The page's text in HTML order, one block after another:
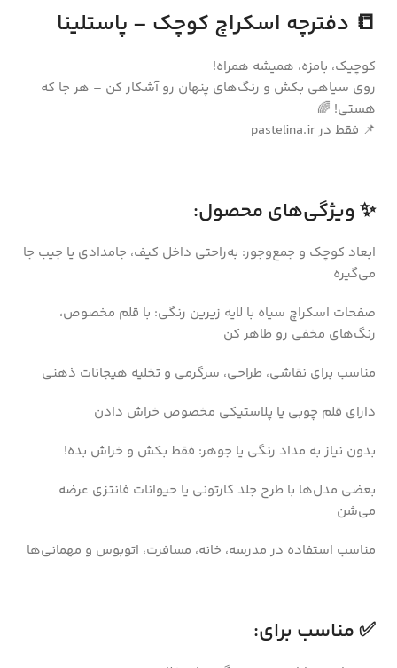
📒 دفترچه اسکراچ کوچک – پاستلینا
کوچیک، بامزه، همیشه همراه!
روی سیاهی بکش و رنگ‌های پنهان رو آشکار کن – هر جا که
هستی! 🌈
📌 فقط در pastelina.ir
✨ ویژگی‌های محصول:
ابعاد کوچک و جمع‌وجور: به‌راحتی داخل کیف، جامدادی یا جیب جا
می‌گیره
صفحات اسکراچ سیاه با لایه زیرین رنگی: با قلم مخصوص،
رنگ‌های مخفی رو ظاهر کن
مناسب برای نقاشی، طراحی، سرگرمی و تخلیه هیجانات ذهنی
دارای قلم چوبی یا پلاستیکی مخصوص خراش دادن
بدون نیاز به مداد رنگی یا جوهر: فقط بکش و خراش بده!
بعضی مدل‌ها با طرح جلد کارتونی یا حیوانات فانتزی عرضه
می‌شن
مناسب استفاده در مدرسه، خانه، مسافرت، اتوبوس و مهمانی‌ها
✅ مناسب برای: